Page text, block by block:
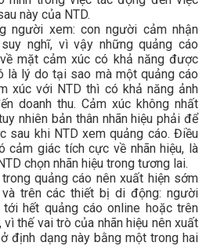
này của NTD.
người xem: con người cảm nhận
nghĩ, vì vậy những quảng cáo
mặt cảm xúc có khả năng được
là lý do tại sao mà một quảng cáo
xúc với NTD thì có khả năng ảnh
doanh thu. Cảm xúc không nhất
nhiên bản thân nhãn hiệu phải để
sau khi NTD xem quảng cáo. Điều
cảm giác tích cực về nhãn hiệu, là
chọn nhãn hiệu trong tương lai.
trong quảng cáo nên xuất hiện sớm
trên các thiết bị di động: người
hết quảng cáo online hoặc trên
thế vai trò của nhãn hiệu nên xuất
định dạng này bằng một trong hai